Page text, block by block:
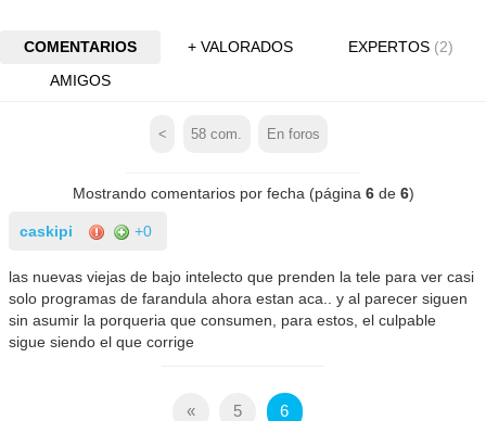
COMENTARIOS + VALORADOS EXPERTOS (2)
AMIGOS
< 58 com. En foros
Mostrando comentarios por fecha (página 6de 6)
caskipi +0
las nuevas viejas de bajo intelecto que prenden la tele para ver casi
solo programas de farandula ahora estan aca.. y al parecer siguen
sin asumir la porqueria que consumen, para estos, el culpable
sigue siendo el que corrige
« 5 6